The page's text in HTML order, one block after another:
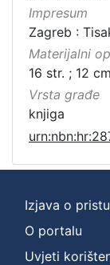
Impresum
Zagreb :
Materijalni
16 str. ; 12 cm
Vrsta građe
knjiga
Izjava o
O portalu
Uvjeti